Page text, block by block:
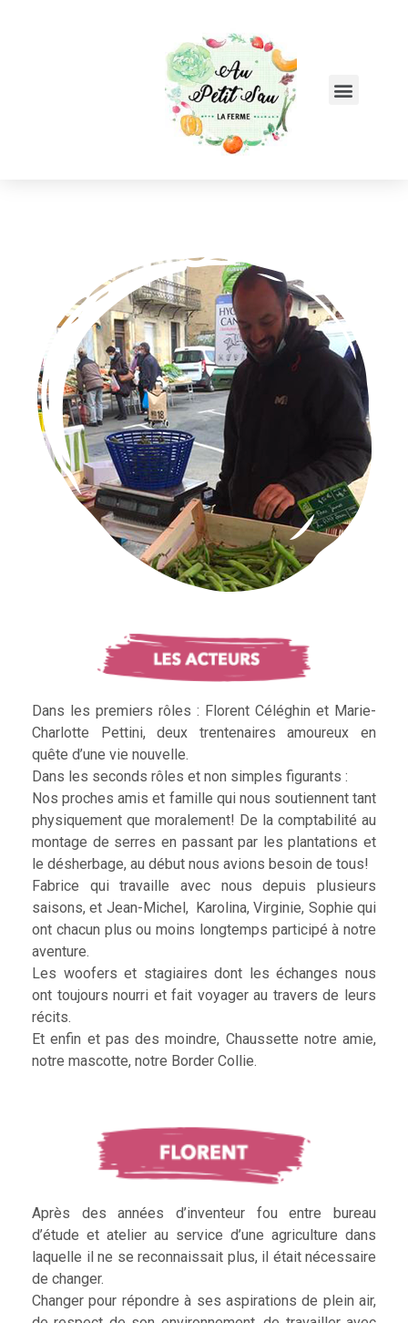
Dans les premiers rôles : Florent Céléghin et Marie-
Charlotte Pettini, deux trentenaires amoureux en
quête d’une vie nouvelle.
Dans les seconds rôles et non simples figurants :
Nos proches amis et famille qui nous soutiennent tant
physiquement que moralement! De la comptabilité au
montage de serres en passant par les plantations et
le désherbage, au début nous avions besoin de tous!
Fabrice qui travaille avec nous depuis plusieurs
saisons, et Jean-Michel, Karolina, Virginie, Sophie qui
ont chacun plus ou moins longtemps participé à notre
aventure.
Les woofers et stagiaires dont les échanges nous
ont toujours nourri et fait voyager au travers de leurs
récits.
Et enfin et pas des moindre, Chaussette notre amie,
notre mascotte, notre Border Collie.
Après des années d’inventeur fou entre bureau
d’étude et atelier au service d’une agriculture dans
laquelle il ne se reconnaissait plus, il était nécessaire
de changer.
Changer pour répondre à ses aspirations de plein air,